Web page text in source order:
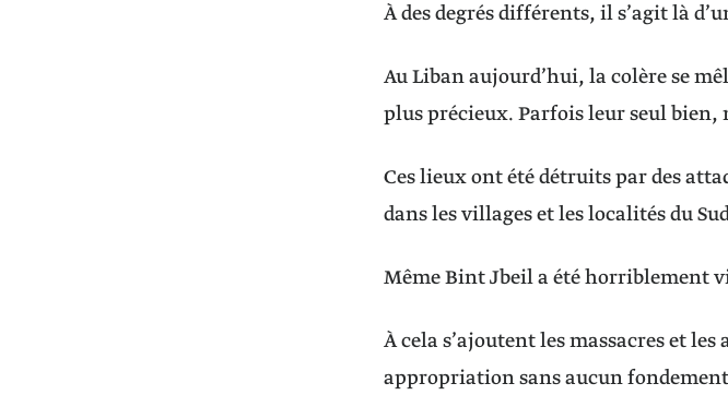
À des degrés différents, il s’agit là
Au Liban aujourd’hui, la colère se
plus précieux. Parfois leur seul
Ces lieux ont été détruits par des
dans les villages et les localités du
Même Bint Jbeil a été horriblement
À cela s’ajoutent les massacres et
appropriation sans aucun